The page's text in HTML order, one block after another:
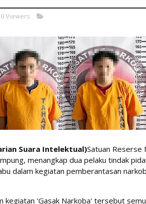
0Viewers
Suara Intelektual)Satuan Reserse
menangkap dua pelaku tindak
dalam kegiatan pemberantasan
kegiatan 'Gasak Narkoba' tersebut